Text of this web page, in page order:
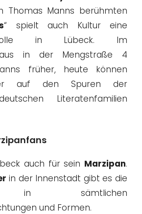
Thomas Manns berühmten
“ spielt auch Kultur eine
in Lübeck. Im
in der Mengstraße 4
früher, heute können
auf den Spuren der
Literatenfamilien
auch für sein Marzipan.
in der Innenstadt gibt es die
in sämtlichen
und Formen.